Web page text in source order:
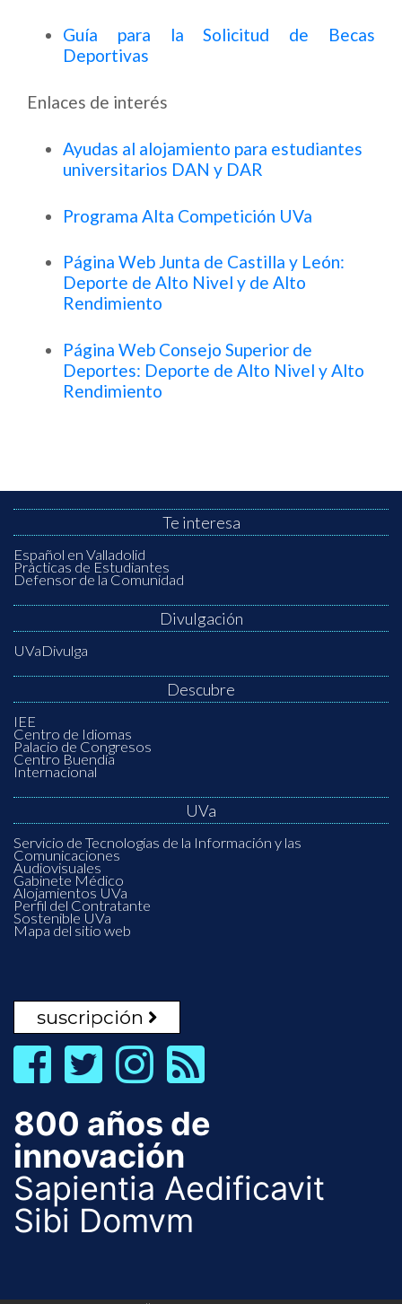
Guía para la Solicitud de Becas
Deportivas
Enlaces de interés
Ayudas al alojamiento para estudiantes
universitarios DAN y DAR
Programa Alta Competición UVa
Página Web Junta de Castilla y León:
Deporte de Alto Nivel y de Alto
Rendimiento
Página Web Consejo Superior de
Deportes: Deporte de Alto Nivel y Alto
Rendimiento
Te interesa
Español en Valladolid
Prácticas de Estudiantes
Defensor de la Comunidad
Divulgación
UVaDivulga
Descubre
IEE
Centro de Idiomas
Palacio de Congresos
Centro Buendía
Internacional
UVa
Servicio de Tecnologías de la Información y las
Comunicaciones
Audiovisuales
Gabinete Médico
Alojamientos UVa
Perfil del Contratante
Sostenible UVa
Mapa del sitio web
suscripción
800 años de
innovación
Sapientia Aedificavit
Sibi Domvm